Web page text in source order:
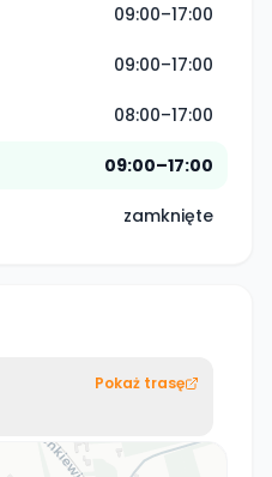
09:00–17:00
09:00–17:00
08:00–17:00
09:00–17:00
zamknięte
Pokaż trasę